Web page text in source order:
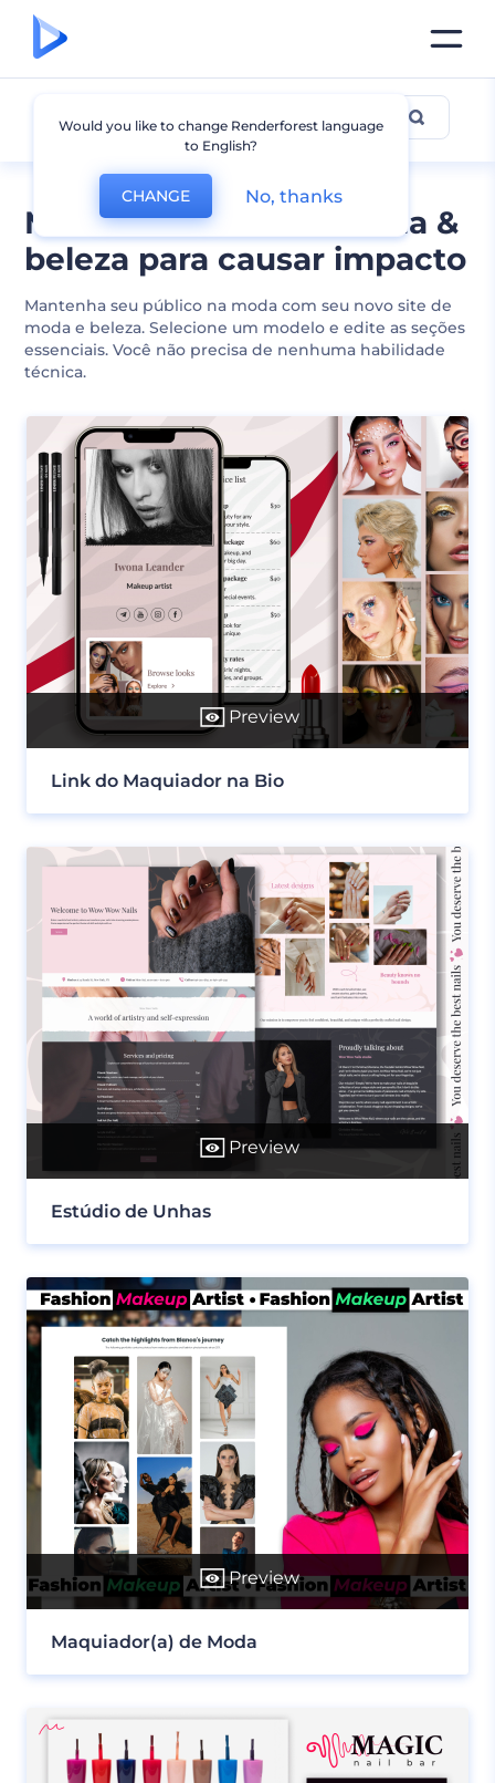
Modelos de site de moda &
beleza para causar impacto
Mantenha seu público na moda com seu novo site de
moda e beleza. Selecione um modelo e edite as seções
essenciais. Você não precisa de nenhuma habilidade
técnica.
Moda & Beleza
Preview
Link do Maquiador na Bio
Preview
Estúdio de Unhas
Preview
Maquiador(a) de Moda
Would you like to change Renderforest language
to English?
CHANGE No, thanks